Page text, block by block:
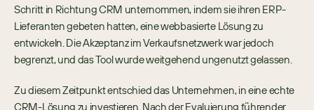
Schritt in Richtung CRM unternommen, indem sie ihren ERP-
Lieferanten gebeten hatten, eine webbasierte Lösung zu
entwickeln. Die Akzeptanz im Verkaufsnetzwerk war jedoch
begrenzt, und das Tool wurde weitgehend ungenutzt gelassen.
Zu diesem Zeitpunkt entschied das Unternehmen, in eine echte
CRM-Lösung zu investieren. Nach der Evaluierung führender